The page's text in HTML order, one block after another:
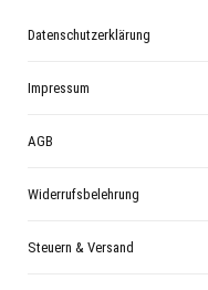
Datenschutzerklärung
Impressum
AGB
Widerrufsbelehrung
Steuern & Versand